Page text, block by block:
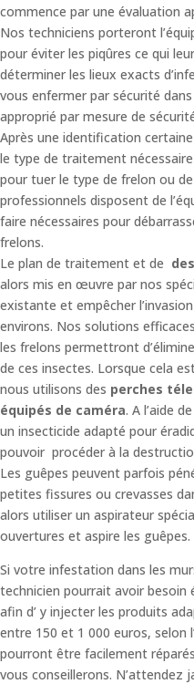
commence par une évaluation
Nos techniciens porteront
pour éviter les piqûres ce qui
déterminer les lieux exacts
vous enfermer par sécurité
approprié par mesure de
Après une identification
le type de traitement
pour tuer le type de frelon ou
professionnels disposent de
faire nécessaires pour
frelons.
Le plan de traitement et de
alors mis en œuvre par nos
existante et empêcher
environs. Nos solutions
les frelons permettront
de ces insectes. Lorsque cela
nous utilisons des perches
équipés de caméra. A l’aide
un insecticide adapté pour
pouvoir procéder à la
Les guêpes peuvent parfois
petites fissures ou crevasses
alors utiliser un aspirateur
ouvertures et aspire les guêpes.
Si votre infestation dans les
technicien pourrait avoir
afin d’ y injecter les produits
entre 150 et 1 000 euros, selon
pourront être facilement
vous conseillerons.